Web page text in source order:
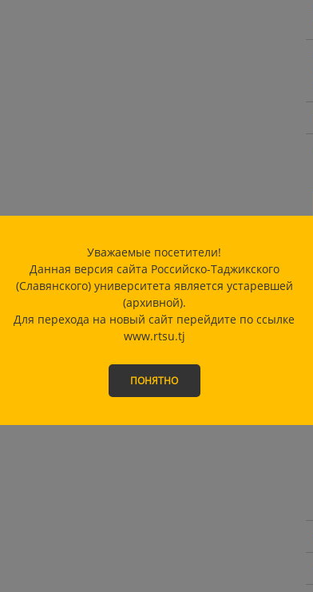
Уважаемые посетители!
Данная версия сайта Российско-Таджикского
(Славянского) университета является устаревшей
(архивной).
Для перехода на новый сайт перейдите по ссылке
www.rtsu.tj
ПОНЯТНО